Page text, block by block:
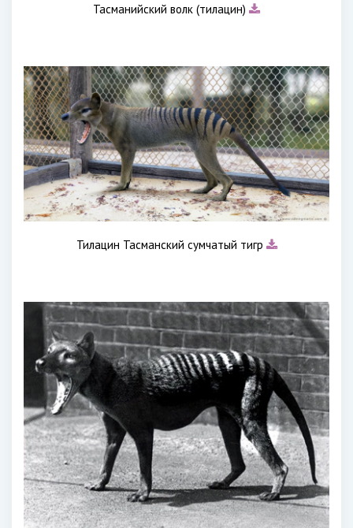
Тасманийский волк (тилацин)
Тилацин Тасманский сумчатый тигр